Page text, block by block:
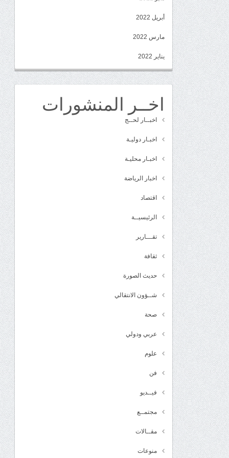
أبريل 2022
مارس 2022
يناير 2022
اخــر المنشورات
اخبــار لحــج
اخبـار دوليـة
اخبـار محليـة
اخبار الرياضة
اقتصاد
الرئيسيــة
تقـــارير
ثقافة
حديث الصورة
شــؤون الانتقالي
صحة
عربي ودولي
علوم
فن
فيــديو
مجتمــع
مقــالات
منوعات